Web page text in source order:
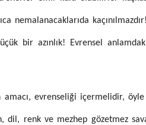
nemalanacaklarıda
bir azınlık! Evrensel
amacı, evrenseliği içermelidir,
dil, renk ve mezhep gözetmez